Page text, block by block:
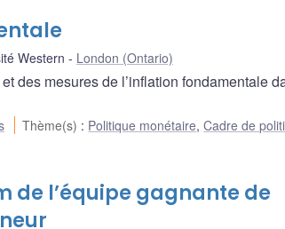
Western London (Ontario)
des mesures de l’inflation fondamentale
Thème(s) : Politique monétaire,Cadre de
de l’équipe gagnante de